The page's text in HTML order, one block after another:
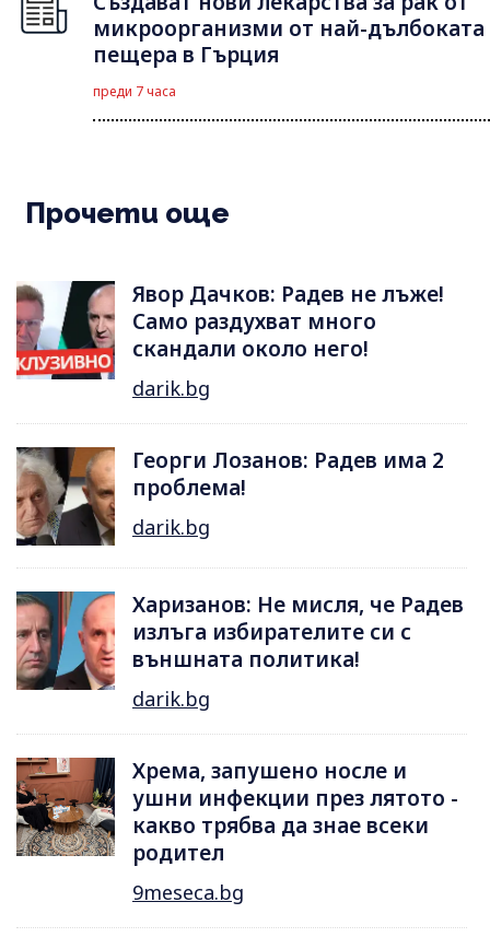
микроорганизми от най-дълбоката
пещера в Гърция
преди 7 часа
Прочети още
Явор Дачков: Радев не лъже!
Само раздухват много
скандали около него!
darik.bg
Георги Лозанов: Радев има 2
проблема!
darik.bg
Харизанов: Не мисля, че Радев
излъга избирателите си с
външната политика!
darik.bg
Хрема, запушено носле и
ушни инфекции през лятотo -
какво трябва да знае всеки
родител
9meseca.bg